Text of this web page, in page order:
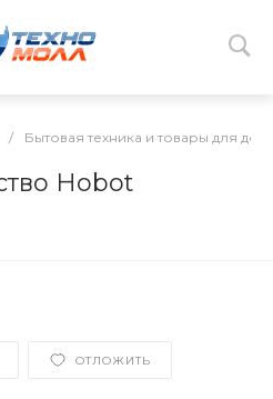
/ Бытовая техника и товары для
Hobot
ОТЛОЖИТЬ